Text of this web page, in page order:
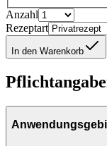
Anzahl
Rezeptart
In den Warenkorb